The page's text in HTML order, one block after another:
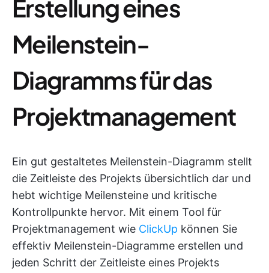
Erstellung eines
Meilenstein-
Diagramms für das
Projektmanagement
Ein gut gestaltetes Meilenstein-Diagramm stellt
die Zeitleiste des Projekts übersichtlich dar und
hebt wichtige Meilensteine und kritische
Kontrollpunkte hervor. Mit einem Tool für
Projektmanagement wie ClickUp können Sie
effektiv Meilenstein-Diagramme erstellen und
jeden Schritt der Zeitleiste eines Projekts